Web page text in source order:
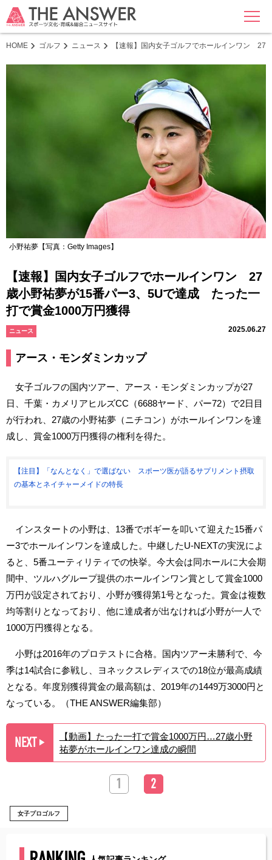
MENU
HOME ゴルフ ニュース 【速報】国内女子ゴルフでホールインワン
小野祐夢【写真：Getty Images】
【速報】国内女子ゴルフでホールインワン 27
歳小野祐夢が15番パー3、5Uで達成 たった一
打で賞金1000万円獲得
ニュース 2025.06.27
アース・モンダミンカップ
女子ゴルフの国内ツアー、アース・モンダミンカップが27
日、千葉・カメリアヒルズCC（6688ヤード、パー72）で2日目
が行われ、27歳の小野祐夢（ニチコン）がホールインワンを達
成し、賞金1000万円獲得の権利を得た。
【注目】「なんとなく」で選ばない スポーツ医が語るサプリメント摂取
の基本とネイチャーメイドの特長
インスタートの小野は、13番でボギーを叩いて迎えた15番パ
ー3でホールインワンを達成した。中継したU-NEXTの実況によ
ると、5番ユーティリティでの快挙。今大会は同ホールに大会期
間中、ツルハグループ提供のホールインワン賞として賞金1000
万円が設定されており、小野が獲得第1号となった。賞金は複数
均等割りとなっており、他に達成者が出なければ小野が一人で
1000万円獲得となる。
小野は2016年のプロテストに合格。国内ツアー未勝利で、今
季は14試合に参戦し、ヨネックスレディスでの18位が最高成績
となる。年度別獲得賞金の最高額は、2019年の1449万3000円と
なっている。（THE ANSWER編集部）
NEXT ▶︎
【動画】たった一打で賞金1000万円…27歳小野
祐夢がホールインワン達成の瞬間
1 2
女子プロゴルフ